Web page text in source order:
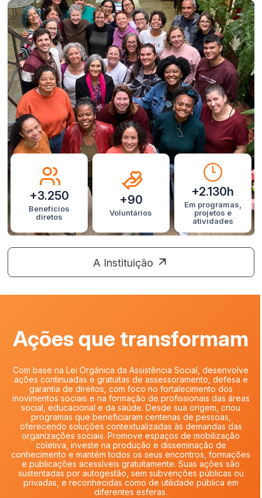
+3.250
Benefícios
diretos
+90
Voluntários
+2.130h
Em programas,
projetos e
atividades
A Instituição
Ações que transformam
Com base na Lei Orgânica da Assistência Social, desenvolve
ações continuadas e gratuitas de assessoramento, defesa e
garantia de direitos, com foco no fortalecimento dos
movimentos sociais e na formação de profissionais das áreas
social, educacional e da saúde. Desde sua origem, criou
programas que beneficiaram centenas de pessoas,
oferecendo soluções contextualizadas às demandas das
organizações sociais. Promove espaços de mobilização
coletiva, investe na produção e disseminação de
conhecimento e mantém todos os seus encontros, formações
e publicações acessíveis gratuitamente. Suas ações são
sustentadas por autogestão, sem subvenções públicas ou
privadas, e reconhecidas como de utilidade pública em
diferentes esferas.